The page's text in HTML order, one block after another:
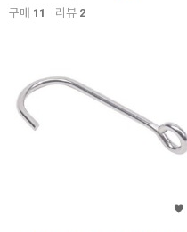
구매 11 리뷰 2